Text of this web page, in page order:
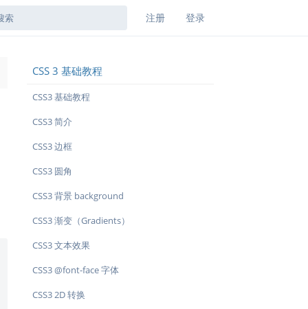
注册 登录
CSS 3 基础教程
CSS3 基础教程
CSS3 简介
CSS3 边框
CSS3 圆角
CSS3 背景 background
CSS3 渐变（Gradients）
CSS3 文本效果
CSS3 @font-face 字体
CSS3 2D 转换